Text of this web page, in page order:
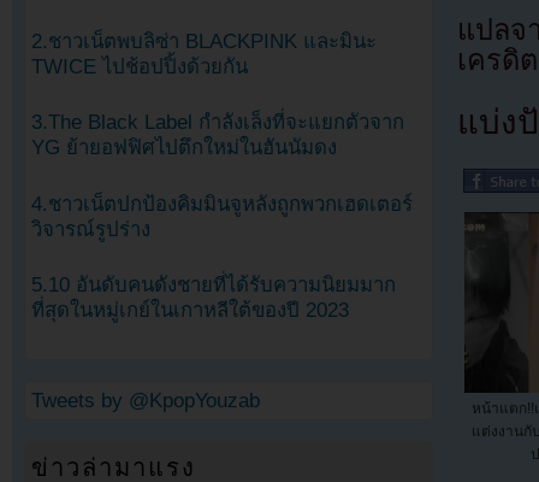
แปลจ
เครดิ
แบ่ง
หน้าแตก!!
แต่งงาน
2.ชาวเน็ตพบลิซ่า BLACKPINK และมินะ
TWICE ไปช้อปปิ้งด้วยกัน
3.The Black Label กำลังเล็งที่จะแยกตัวจาก
YG ย้ายอฟฟิศไปตึกใหม่ในฮันนัมดง
4.ชาวเน็ตปกป้องคิมมินจูหลังถูกพวกเฮดเตอร์
วิจารณ์รูปร่าง
5.10 อันดับคนดังชายที่ได้รับความนิยมมาก
ที่สุดในหมู่เกย์ในเกาหลีใต้ของปี 2023
Tweets by @KpopYouzab
ข่าวล่ามาแรง